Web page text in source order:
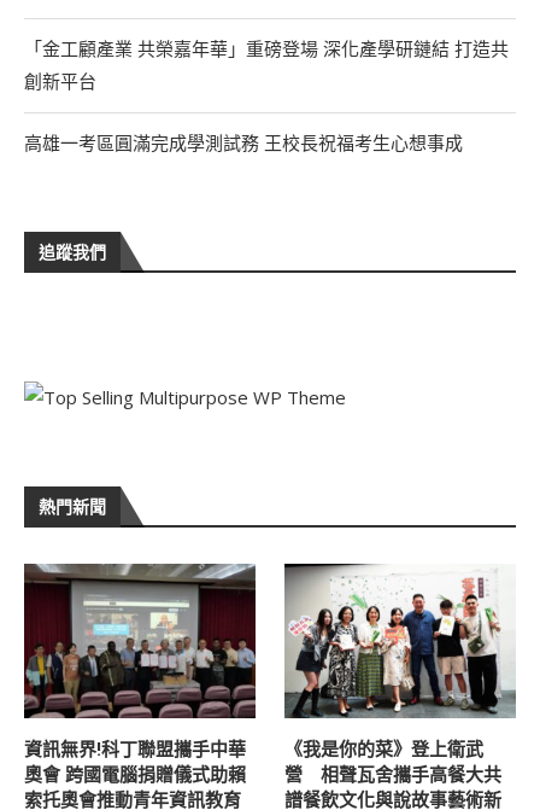
「金工顧產業 共榮嘉年華」重磅登場 深化產學研鏈結 打造共
創新平台
高雄一考區圓滿完成學測試務 王校長祝福考生心想事成
追蹤我們
熱門新聞
資訊無界!科丁聯盟攜手中華
奧會 跨國電腦捐贈儀式助賴
索托奧會推動青年資訊教育
《我是你的菜》登上衛武
營 相聲瓦舍攜手高餐大共
譜餐飲文化與說故事藝術新